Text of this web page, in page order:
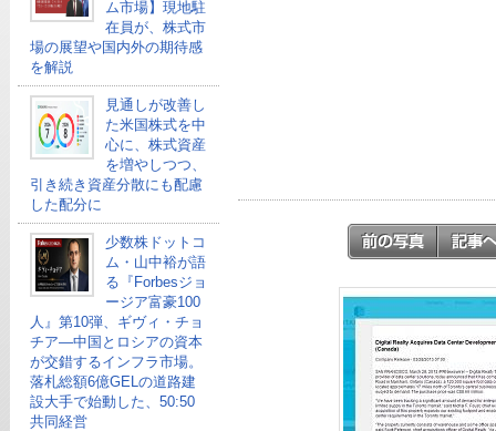
ム市場】現地駐
在員が、株式市
場の展望や国内外の期待感
を解説
見通しが改善し
た米国株式を中
心に、株式資産
を増やしつつ、
引き続き資産分散にも配慮
した配分に
少数株ドットコ
ム・山中裕が語
る『Forbesジョ
ージア富豪100
人』第10弾、ギヴィ・チョ
チア―中国とロシアの資本
が交錯するインフラ市場。
落札総額6億GELの道路建
設大手で始動した、50:50
共同経営